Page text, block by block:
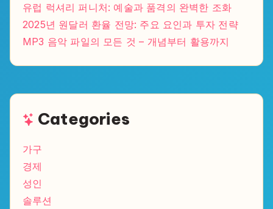
유럽 럭셔리 퍼니처: 예술과 품격의 완벽한 조화
2025년 원달러 환율 전망: 주요 요인과 투자 전략
MP3 음악 파일의 모든 것 – 개념부터 활용까지
Categories
가구
경제
성인
솔루션